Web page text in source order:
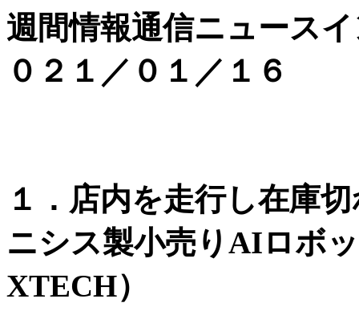
週間情報通信ニュース
０２１／０１／１６
１．店内を走行し在庫
ニシス製小売りAIロボ
XTECH）